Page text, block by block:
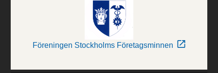
Föreningen Stockholms Företagsminnen